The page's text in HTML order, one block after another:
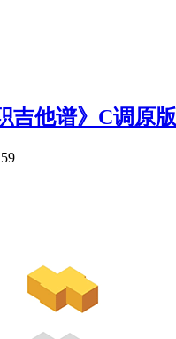
吉他谱》C调原
59